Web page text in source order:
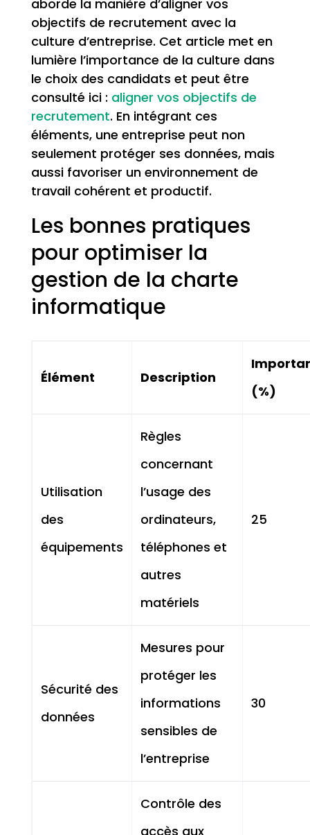
aborde la manière d’aligner vos
objectifs de recrutement avec la
culture d’entreprise. Cet article met en
lumière l’importance de la culture dans
le choix des candidats et peut être
consulté ici : aligner vos objectifs de
recrutement. En intégrant ces
éléments, une entreprise peut non
seulement protéger ses données, mais
aussi favoriser un environnement de
travail cohérent et productif.
Les bonnes pratiques
pour optimiser la
gestion de la charte
informatique
Élément Description
(%)
Utilisation
des
équipements
Règles
concernant
l’usage des
ordinateurs,
téléphones et
autres
matériels
25
Sécurité des
données
Mesures pour
protéger les
informations
sensibles de
l’entreprise
30
Contrôle des
accès aux